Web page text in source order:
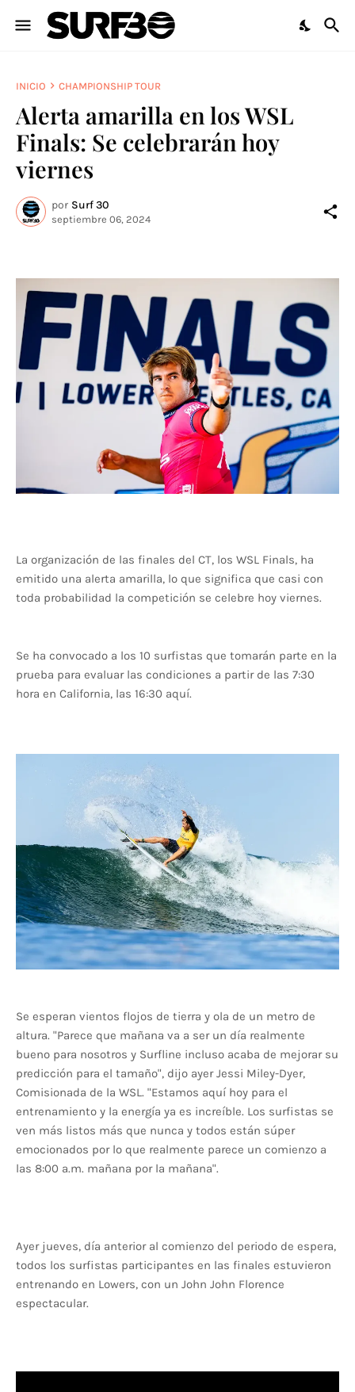
INICIO CHAMPIONSHIP TOUR
Alerta amarilla en los WSL
Finals: Se celebrarán hoy
viernes
por Surf 30
septiembre 06, 2024
La organización de las finales del CT, los WSL Finals, ha
emitido una alerta amarilla, lo que significa que casi con
toda probabilidad la competición se celebre hoy viernes.
Se ha convocado a los 10 surfistas que tomarán parte en la
prueba para evaluar las condiciones a partir de las 7:30
hora en California, las 16:30 aquí.
Se esperan vientos flojos de tierra y ola de un metro de
altura. "Parece que mañana va a ser un día realmente
bueno para nosotros y Surfline incluso acaba de mejorar su
predicción para el tamaño", dijo ayer Jessi Miley-Dyer,
Comisionada de la WSL. "Estamos aquí hoy para el
entrenamiento y la energía ya es increíble. Los surfistas se
ven más listos más que nunca y todos están súper
emocionados por lo que realmente parece un comienzo a
las 8:00 a.m. mañana por la mañana".
Ayer jueves, día anterior al comienzo del periodo de espera,
todos los surfistas participantes en las finales estuvieron
entrenando en Lowers, con un John John Florence
espectacular.